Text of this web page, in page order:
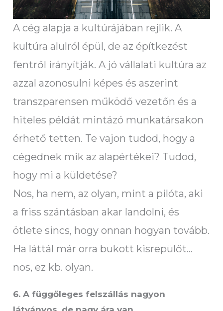
A cég alapja a kultúrájában rejlik. A
kultúra alulról épül, de az építkezést
fentről irányítják. A jó vállalati kultúra az
azzal azonosulni képes és aszerint
transzparensen működő vezetőn és a
hiteles példát mintázó munkatársakon
érhető tetten. Te vajon tudod, hogy a
cégednek mik az alapértékei? Tudod,
hogy mi a küldetése?
Nos, ha nem, az olyan, mint a pilóta, aki
a friss szántásban akar landolni, és
ötlete sincs, hogy onnan hogyan tovább.
Ha láttál már orra bukott kisrepülőt…
nos, ez kb. olyan.
6.A függőleges felszállás nagyon